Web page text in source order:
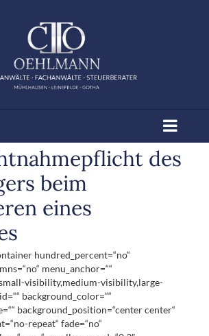
des
beim
eines
hundred_percent=“no“
menu_anchor=““
visibility,medium-visibility,large-
background_color=““
background_position=“center center“
repeat“ fade=“no“